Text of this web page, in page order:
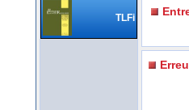
TLFi